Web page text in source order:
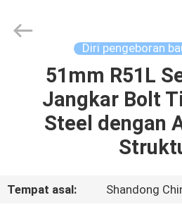
RUMAH
PRODUK
KAMI
Diri pengeboran
51mm R51L
Jangkar Bolt
Steel dengan
Tempat asal:
Shandong